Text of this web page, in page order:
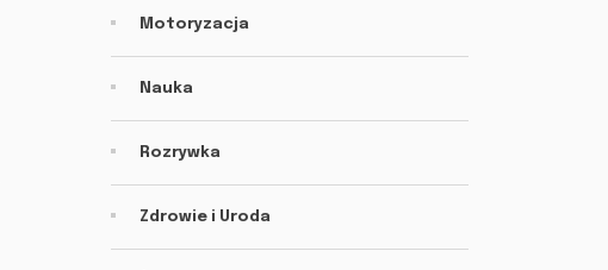
Motoryzacja
Nauka
Rozrywka
Zdrowie i Uroda